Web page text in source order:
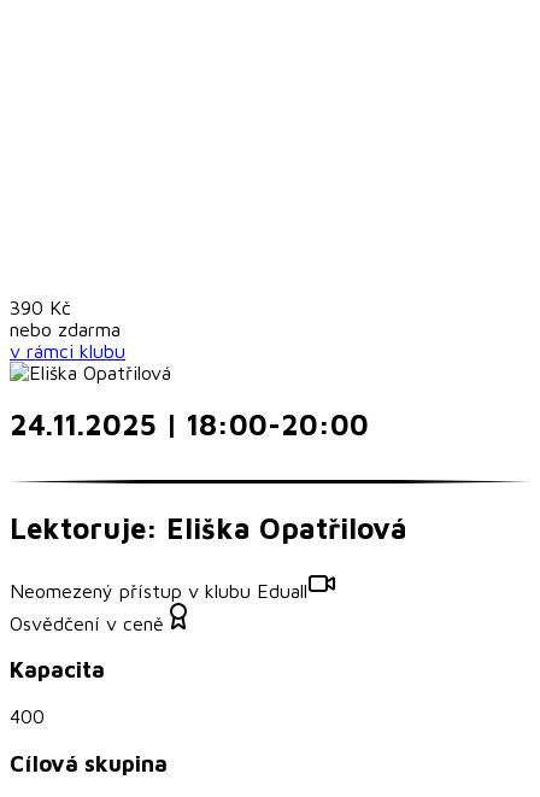
390 Kč
nebo zdarma
v rámci klubu
24.11.2025 | 18:00-20:00
Lektoruje: Eliška Opatřilová
Neomezený přístup v klubu Eduall
Osvědčení v ceně
Kapacita
400
Cílová skupina